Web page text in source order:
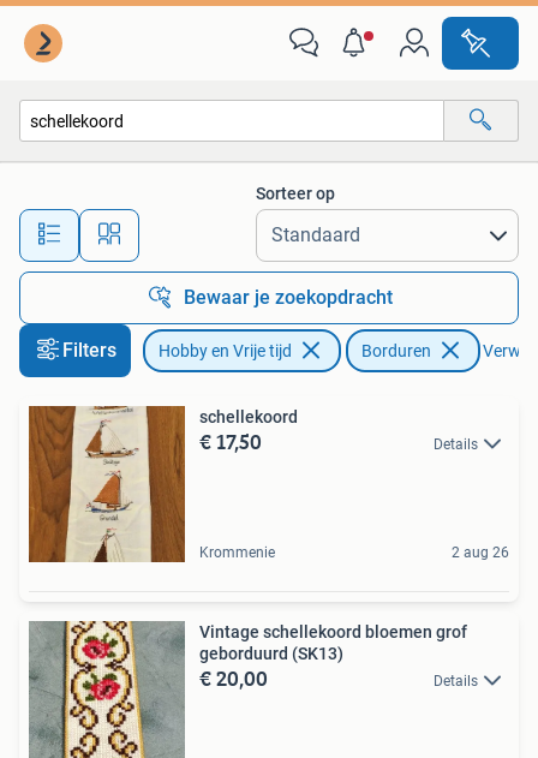
Alle afstanden…
Sorteer op
Bewaar je zoekopdracht
Filters Hobby en Vrije tijd Borduren
schellekoord
€ 17,50 Details
Krommenie 2 aug 26
Vintage schellekoord bloemen grof
geborduurd (SK13)
€ 20,00 Details